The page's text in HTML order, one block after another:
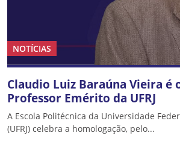
NOTÍCIAS
Claudio Luiz Baraúna Vieira é
Professor Emérito da UFRJ
A Escola Politécnica da Universidade
(UFRJ) celebra a homologação, pelo...